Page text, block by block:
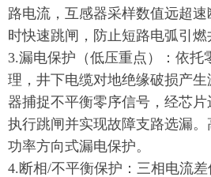
路电流，互感器采样数值远超
时快速跳闸，防止短路电弧引燃
3.漏电保护（低压重点）：依托
理，井下电缆对地绝缘破损产
器捕捉不平衡零序信号，经芯片
执行跳闸并实现故障支路选漏
功率方向式漏电保护。
4.断相/不平衡保护：三相电流